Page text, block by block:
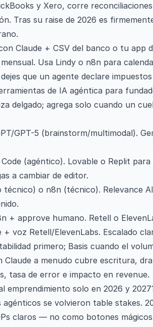
y Xero, corre
Tras su raise de 2026 es
Claude + CSV del banco o tu app
Usa Lindy o n8n para
que un agente declare
de IA agéntica para
delgado; agrega solo cuando un
GPT-5 (brainstorm/multimodal).
(agéntico). Lovable o Replit
a cambiar de editor.
técnico) o n8n (técnico). Relevance
+ approve humano. Retell o
voz Retell/ElevenLabs. Escalado
primero; Basis cuando el
Claude a menudo cubre escritura,
tasa de error e impacto en revenue.
emprendimiento solo en 2026 y
se volvieron table stakes.
claros — no como botones